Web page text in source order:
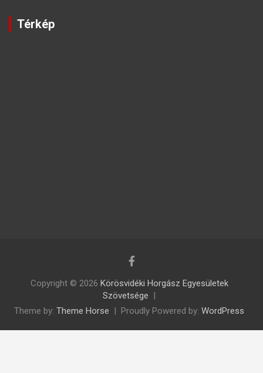
Térkép
Copyright © 2026 Körösvidéki Horgász Egyesületek
Szövetsége
Theme by: Theme Horse Proudly Powered by: WordPress